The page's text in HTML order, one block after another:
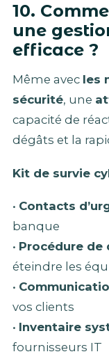
10.
une
efficace ?
Même avec les
sécurité, une
capacité de
dégâts et la
Kit de survie
• Contacts
banque
• Procédure de
éteindre les
•
vos clients
• Inventaire
fournisseurs IT